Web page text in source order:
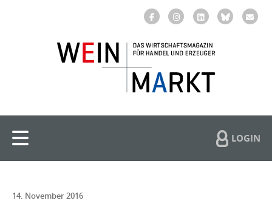
LOGIN
14. November 2016